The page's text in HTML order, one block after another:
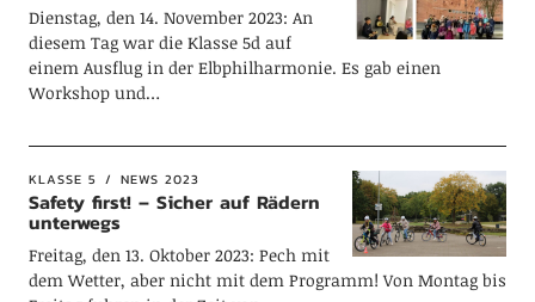
Dienstag, den 14. November 2023: An
diesem Tag war die Klasse 5d auf
einem Ausflug in der Elbphilharmonie. Es gab einen
Workshop und…
KLASSE 5 NEWS 2023
Safety first! – Sicher auf Rädern
unterwegs
Freitag, den 13. Oktober 2023: Pech mit
dem Wetter, aber nicht mit dem Programm! Von Montag bis